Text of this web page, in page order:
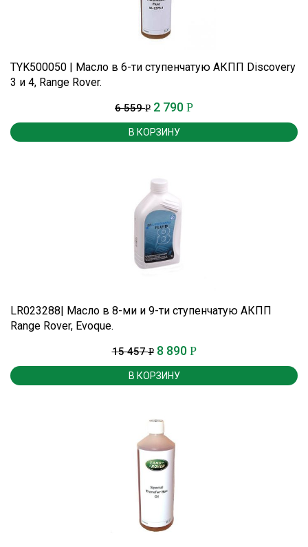
TYK500050 | Масло в 6-ти ступенчатую АКПП Discovery
3 и 4, Range Rover.
6 559Р 2 790 Р
В КОРЗИНУ
LR023288| Масло в 8-ми и 9-ти ступенчатую АКПП
Range Rover, Evoque.
15 457Р 8 890 Р
В КОРЗИНУ